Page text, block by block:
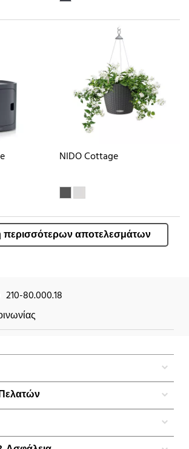
NIDO Cottage
αποτελεσμάτων
210-80.000.18